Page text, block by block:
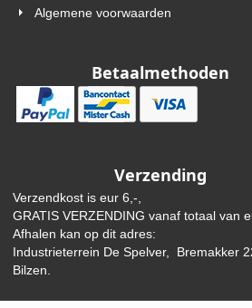
Algemene voorwaarden
Betaalmethoden
Verzending
Verzendkost is eur 6,-,
GRATIS VERZENDING vanaf totaal van
Afhalen kan op dit adres:
Industrieterrein De Spelver, Bremakker
Bilzen.